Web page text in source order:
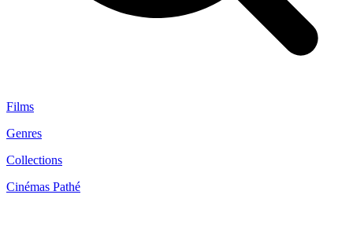
Films
Genres
Collections
Cinémas Pathé